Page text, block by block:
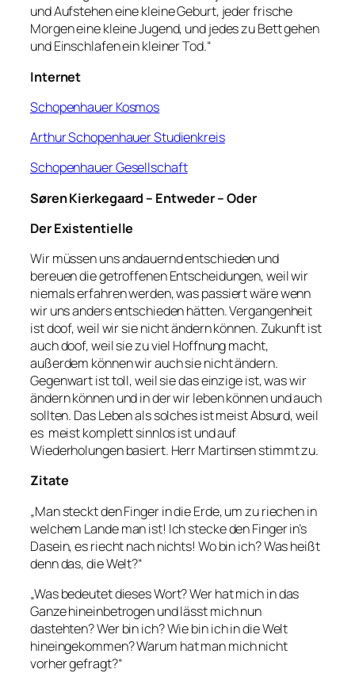
und Aufstehen eine kleine Geburt, jeder frische
Morgen eine kleine Jugend, und jedes zu Bett gehen
und Einschlafen ein kleiner Tod.“
Internet
Schopenhauer Kosmos
Arthur Schopenhauer Studienkreis
Schopenhauer Gesellschaft
Søren Kierkegaard – Entweder – Oder
Der Existentielle
Wir müssen uns andauernd entschieden und
bereuen die getroffenen Entscheidungen, weil wir
niemals erfahren werden, was passiert wäre wenn
wir uns anders entschieden hätten. Vergangenheit
ist doof, weil wir sie nicht ändern können. Zukunft ist
auch doof, weil sie zu viel Hoffnung macht,
außerdem können wir auch sie nicht ändern.
Gegenwart ist toll, weil sie das einzige ist, was wir
ändern können und in der wir leben können und auch
sollten. Das Leben als solches ist meist Absurd, weil
es meist komplett sinnlos ist und auf
Wiederholungen basiert. Herr Martinsen stimmt zu.
Zitate
„Man steckt den Finger in die Erde, um zu riechen in
welchem Lande man ist! Ich stecke den Finger in’s
Dasein, es riecht nach nichts! Wo bin ich? Was heißt
denn das, die Welt?“
„Was bedeutet dieses Wort? Wer hat mich in das
Ganze hineinbetrogen und lässt mich nun
dastehten? Wer bin ich? Wie bin ich in die Welt
hineingekommen? Warum hat man mich nicht
vorher gefragt?“